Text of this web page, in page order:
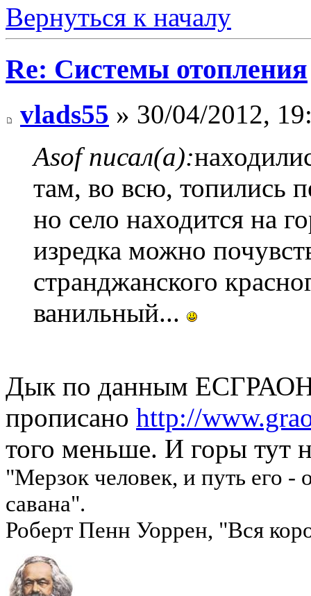
Вернуться к началу
Re: Системы отопления
vlads55 » 30/04/2012,
Asof писал(а):
там, во всю, топились
но село находится на
изредка можно
странджанского
ванильный...
Дык по данным ЕСГРАОН
прописано http://
того меньше. И горы тут
"Мерзок человек, и путь его
савана".
Роберт Пенн Уоррен, "Вся